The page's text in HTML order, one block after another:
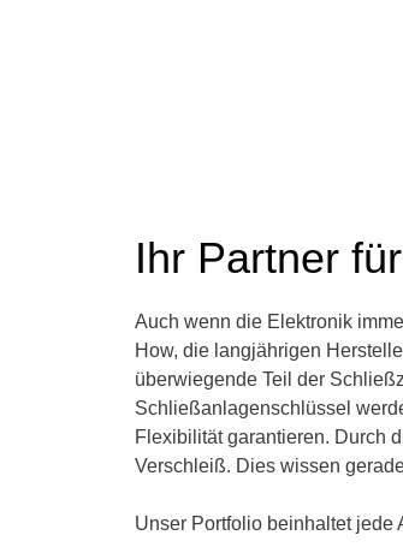
Ihr Partner
Auch wenn die Elektronik
How, die langjährigen
überwiegende Teil der
Schließanlagenschlüssel
Flexibilität garantieren. Durch
Verschleiß. Dies wissen
Unser Portfolio beinhaltet jede